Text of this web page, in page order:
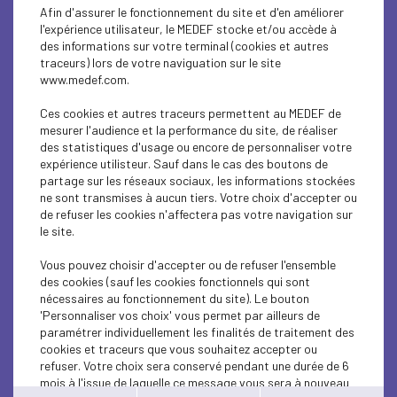
SUSTAINABLE DEVELOPMENT
SUSTAINABLE DEVELOPMENT
SUSTAINABLE DEVELOPMENT
SUSTAINABLE DEVELOPMENT
INTERNATIONAL - EUROPE
ECONOMY
SUSTAINABLE DEVELOPMENT
SUSTAINABLE DEVELOPMENT
SUSTAINABLE DEVELOPMENT
SUSTAINABLE DEVELOPMENT
SUSTAINABLE DEVELOPMENT
Afin d'assurer le fonctionnement du site et d'en améliorer
l'expérience utilisateur, le MEDEF stocke et/ou accède à
des informations sur votre terminal (cookies et autres
traceurs) lors de votre naviguation sur le site
www.medef.com.
Ces cookies et autres traceurs permettent au MEDEF de
mesurer l'audience et la performance du site, de réaliser
des statistiques d'usage ou encore de personnaliser votre
expérience utilisteur. Sauf dans le cas des boutons de
partage sur les réseaux sociaux, les informations stockées
ne sont transmises à aucun tiers. Votre choix d'accepter ou
de refuser les cookies n'affectera pas votre navigation sur
le site.
Vous pouvez choisir d'accepter ou de refuser l'ensemble
des cookies (sauf les cookies fonctionnels qui sont
nécessaires au fonctionnement du site). Le bouton
'Personnaliser vos choix' vous permet par ailleurs de
paramétrer individuellement les finalités de traitement des
cookies et traceurs que vous souhaitez accepter ou
refuser. Votre choix sera conservé pendant une durée de 6
mois à l'issue de laquelle ce message vous sera à nouveau